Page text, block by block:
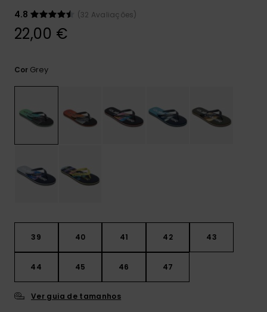
respostas
para as
Consultar
as FAQ
4.8
(32 Avaliações)
22,00 €
Cor Grey
39 40 41 42 43
44 45 46 47
Ver guia de tamanhos